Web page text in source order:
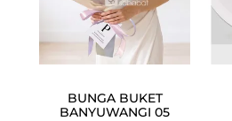
BUNGA BUKET
BANYUWANGI 05